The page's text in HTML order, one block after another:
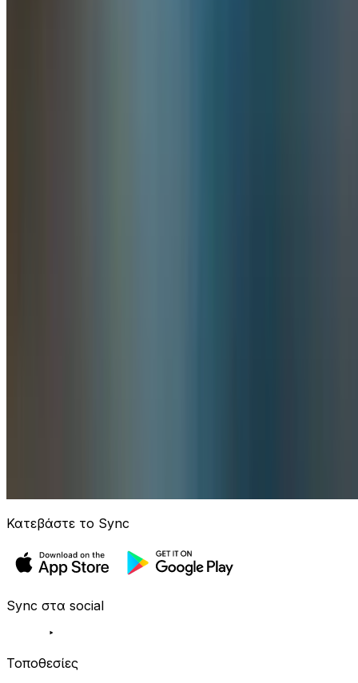
Κατεβάστε το Sync
Sync στα social
Τοποθεσίες